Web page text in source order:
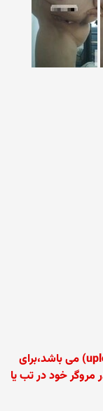
توجه:لینک کمکی مربوط به آپلود سنتر (uploadrar) می باشد،برای
مروگر خود در تب یا